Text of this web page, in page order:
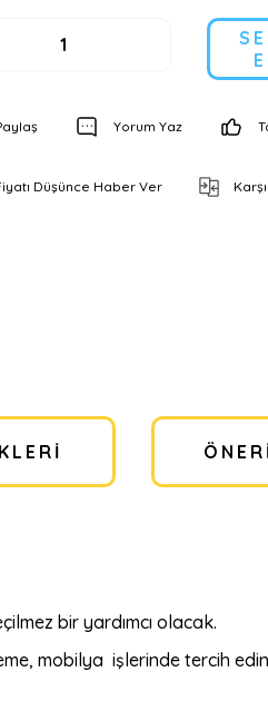
Yorum Yaz
Düşünce Haber Ver
bir yardımcı olacak.
mobilya işlerinde tercih